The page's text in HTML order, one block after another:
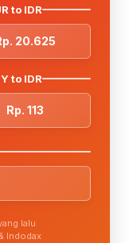
to IDR
20.625
to IDR
Rp. 113
lalu
Indodax